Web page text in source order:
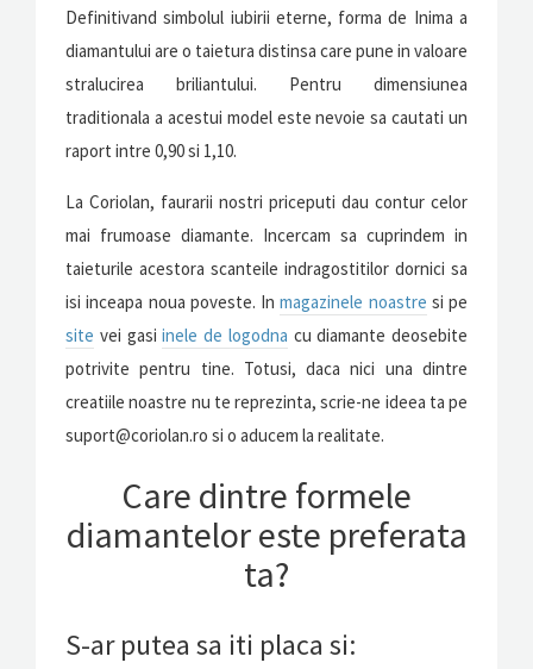
Definitivand simbolul iubirii eterne, forma de Inima a
diamantului are o taietura distinsa care pune in valoare
stralucirea briliantului. Pentru dimensiunea
traditionala a acestui model este nevoie sa cautati un
raport intre 0,90 si 1,10.
La Coriolan, faurarii nostri priceputi dau contur celor
mai frumoase diamante. Incercam sa cuprindem in
taieturile acestora scanteile indragostitilor dornici sa
isi inceapa noua poveste. Inmagazinele noastre si pe
site vei gasiinele de logodna cu diamante deosebite
potrivite pentru tine. Totusi, daca nici una dintre
creatiile noastre nu te reprezinta, scrie-ne ideea ta pe
suport@coriolan.ro si o aducem la realitate.
Care dintre formele
diamantelor este preferata
ta?
S-ar putea sa iti placa si: